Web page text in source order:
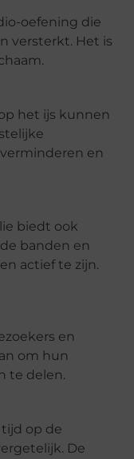
oefening die
versterkt. Het is
het ijs kunnen
en
biedt ook
banden en
actief te zijn.
en
om hun
te delen.
op de
De